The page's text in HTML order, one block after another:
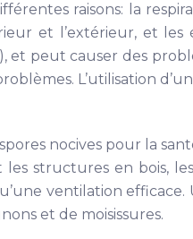
raisons: la
et l’extérieur, et
et peut causer des
L’utilisation
nocives pour la
structures en bois,
ventilation
et de moisissures.